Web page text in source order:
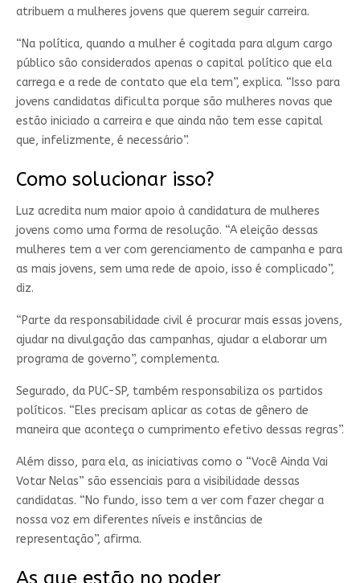
atribuem a mulheres jovens que querem seguir carreira.
“Na política, quando a mulher é cogitada para algum cargo
público são considerados apenas o capital político que ela
carrega e a rede de contato que ela tem”, explica. “Isso para
jovens candidatas dificulta porque são mulheres novas que
estão iniciado a carreira e que ainda não tem esse capital
que, infelizmente, é necessário”.
Como solucionar isso?
Luz acredita num maior apoio à candidatura de mulheres
jovens como uma forma de resolução. “A eleição dessas
mulheres tem a ver com gerenciamento de campanha e para
as mais jovens, sem uma rede de apoio, isso é complicado”,
diz.
“Parte da responsabilidade civil é procurar mais essas jovens,
ajudar na divulgação das campanhas, ajudar a elaborar um
programa de governo”, complementa.
Segurado, da PUC-SP, também responsabiliza os partidos
políticos. “Eles precisam aplicar as cotas de gênero de
maneira que aconteça o cumprimento efetivo dessas regras”.
Além disso, para ela, as iniciativas como o “Você Ainda Vai
Votar Nelas” são essenciais para a visibilidade dessas
candidatas. “No fundo, isso tem a ver com fazer chegar a
nossa voz em diferentes níveis e instâncias de
representação”, afirma.
As que estão no poder